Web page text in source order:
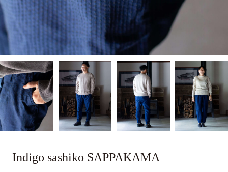
Indigo sashiko SAPPAKAMA